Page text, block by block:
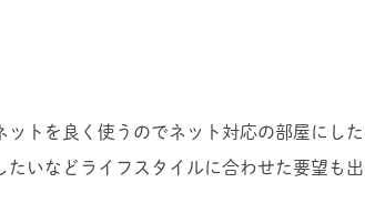
トを良く使うのでネット対応の部屋にし
いなどライフスタイルに合わせた要望も